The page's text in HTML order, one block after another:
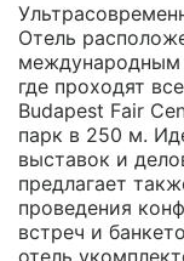
Отель
международным
где проходят
Budapest Fair
парк в 250 м.
выставок и
предлагает
проведения
встреч и